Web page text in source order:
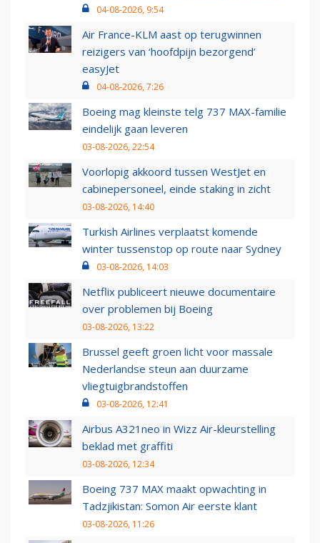
04-08-2026, 9:54
Air France-KLM aast op terugwinnen
reizigers van ‘hoofdpijn bezorgend’
easyJet
04-08-2026, 7:26
Boeing mag kleinste telg 737 MAX-familie
eindelijk gaan leveren
03-08-2026, 22:54
Voorlopig akkoord tussen WestJet en
cabinepersoneel, einde staking in zicht
03-08-2026, 14:40
Turkish Airlines verplaatst komende
winter tussenstop op route naar Sydney
03-08-2026, 14:03
Netflix publiceert nieuwe documentaire
over problemen bij Boeing
03-08-2026, 13:22
Brussel geeft groen licht voor massale
Nederlandse steun aan duurzame
vliegtuigbrandstoffen
03-08-2026, 12:41
Airbus A321neo in Wizz Air-kleurstelling
beklad met graffiti
03-08-2026, 12:34
Boeing 737 MAX maakt opwachting in
Tadzjikistan: Somon Air eerste klant
03-08-2026, 11:26